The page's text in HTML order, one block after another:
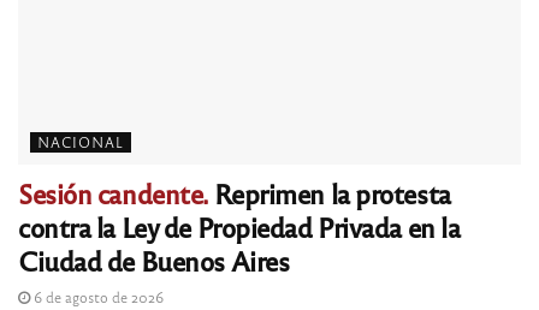
NACIONAL
Sesión candente.Reprimen la protesta
contra la Ley de Propiedad Privada en la
Ciudad de Buenos Aires
6 de agosto de 2026